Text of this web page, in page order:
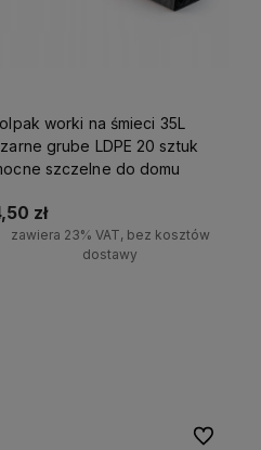
worki na śmieci 35L
grube LDPE 20 sztuk
szczelne do domu
zł
zawiera 23% VAT, bez kosztów
dostawy
Do